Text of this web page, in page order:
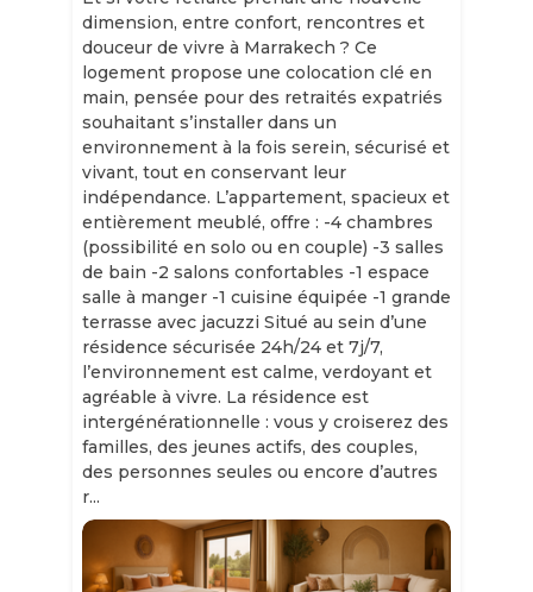
dimension, entre confort, rencontres et
douceur de vivre à Marrakech ? Ce
logement propose une colocation clé en
main, pensée pour des retraités expatriés
souhaitant s’installer dans un
environnement à la fois serein, sécurisé et
vivant, tout en conservant leur
indépendance. L’appartement, spacieux et
entièrement meublé, offre : -4 chambres
(possibilité en solo ou en couple) -3 salles
de bain -2 salons confortables -1 espace
salle à manger -1 cuisine équipée -1 grande
terrasse avec jacuzzi Situé au sein d’une
résidence sécurisée 24h/24 et 7j/7,
l’environnement est calme, verdoyant et
agréable à vivre. La résidence est
intergénérationnelle : vous y croiserez des
familles, des jeunes actifs, des couples,
des personnes seules ou encore d’autres
r...
Slide 1 of 11